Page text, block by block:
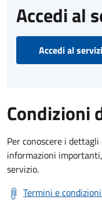
Accedi al
Accedi al
Condizioni
Per conoscere i
informazioni
servizio.
Termini e